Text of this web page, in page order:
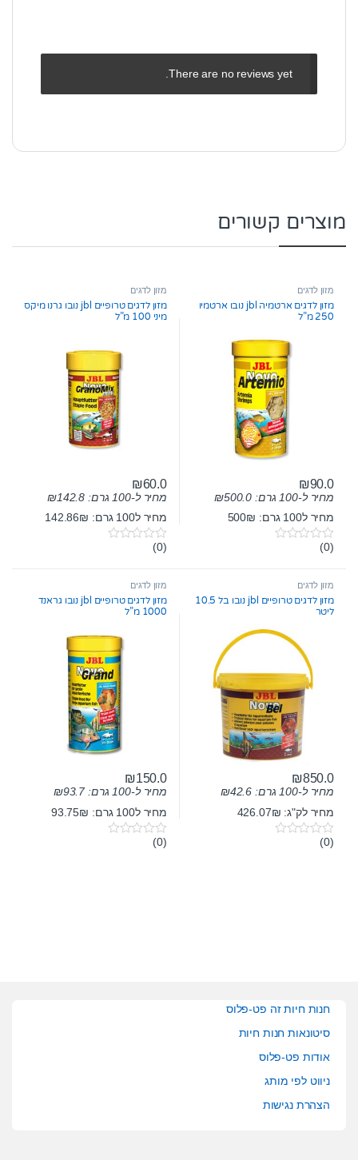
There are no reviews yet.
מוצרים קשורים
מזון לדגים
מזון לדגים ארטמיה jbl נובו ארטמיו
250 מ”ל
₪90.0
מחיר ל-100 גרם: ₪500.0
מחיר ל100 גרם: 500₪
0
t
f
5
(0)
מזון לדגים
מזון לדגים טרופיים jbl נובו גרנו מיקס
מיני 100 מ”ל
₪60.0
מחיר ל-100 גרם: ₪142.8
מחיר ל100 גרם: 142.86₪
0
t
f
5
(0)
מזון לדגים
מזון לדגים טרופיים jbl נובו בל 10.5
ליטר
₪850.0
מחיר ל-100 גרם: ₪42.6
מחיר לק"ג: 426.07₪
0(0)
מזון לדגים
מזון לדגים טרופיים jbl נובו גראנד
1000 מ”ל
₪150.0
מחיר ל-100 גרם: ₪93.7
מחיר ל100 גרם: 93.75₪
0(0)
חנות חיות זה פט-פלוס
סיטונאות חנות חיות
אודות פט-פלוס
ניווט לפי מותג
הצהרת נגישות